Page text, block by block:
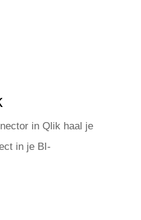
in Qlik haal je
in je BI-